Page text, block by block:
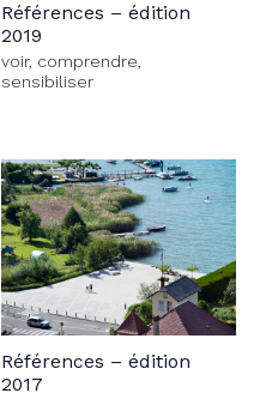
Références – édition
2019
voir, comprendre,
sensibiliser
Références – édition
2017